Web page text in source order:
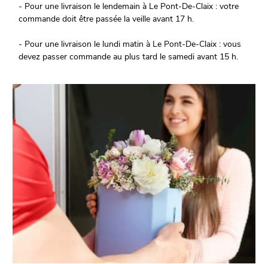
- Pour une livraison le lendemain à Le Pont-De-Claix : votre
commande doit être passée la veille avant 17 h.
- Pour une livraison le lundi matin à Le Pont-De-Claix : vous
devez passer commande au plus tard le samedi avant 15 h.